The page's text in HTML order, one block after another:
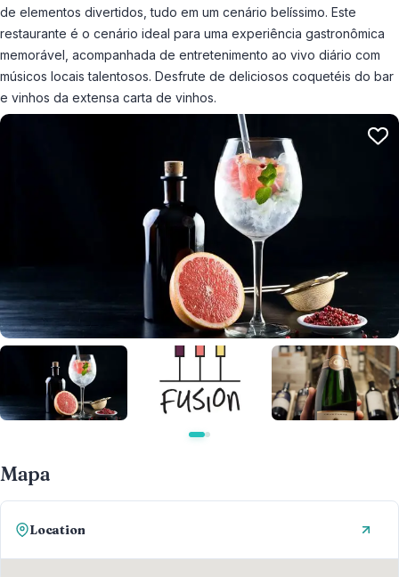
de elementos divertidos, tudo em um cenário belíssimo. Este
restaurante é o cenário ideal para uma experiência gastronômica
memorável, acompanhada de entretenimento ao vivo diário com
músicos locais talentosos. Desfrute de deliciosos coquetéis do bar
e vinhos da extensa carta de vinhos.
Mapa
Location